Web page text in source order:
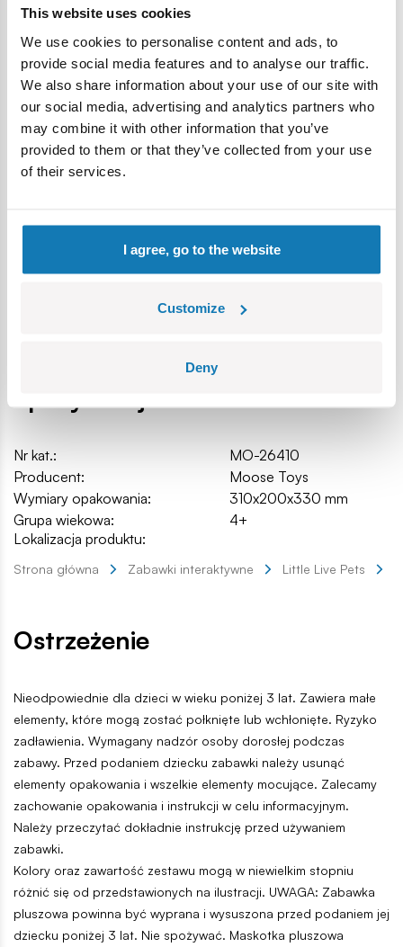
This website uses cookies
We use cookies to personalise content and ads, to
provide social media features and to analyse our traffic.
We also share information about your use of our site with
our social media, advertising and analytics partners who
may combine it with other information that you’ve
provided to them or that they’ve collected from your use
of their services.
I agree, go to the website
Customize
Deny
LLP Mama Surprise Świnki Morskie
Nr kat.:
MO-26410
Producent:
Moose Toys
Wymiary opakowania:
310x200x330 mm
Grupa wiekowa:
4+
Lokalizacja produktu:
Strona główna Zabawki interaktywne Little Live Pets
Ostrzeżenie
Nieodpowiednie dla dzieci w wieku poniżej 3 lat. Zawiera małe
elementy, które mogą zostać połknięte lub wchłonięte. Ryzyko
zadławienia. Wymagany nadzór osoby dorosłej podczas
zabawy. Przed podaniem dziecku zabawki należy usunąć
elementy opakowania i wszelkie elementy mocujące. Zalecamy
zachowanie opakowania i instrukcji w celu informacyjnym.
Należy przeczytać dokładnie instrukcję przed używaniem
zabawki.
Kolory oraz zawartość zestawu mogą w niewielkim stopniu
różnić się od przedstawionych na ilustracji. UWAGA: Zabawka
pluszowa powinna być wyprana i wysuszona przed podaniem jej
dziecku poniżej 3 lat. Nie spożywać. Maskotka pluszowa